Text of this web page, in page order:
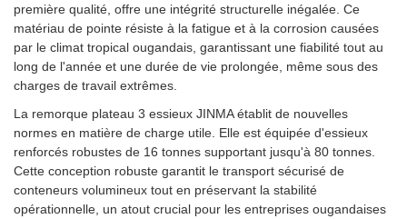
première qualité, offre une intégrité structurelle inégalée. Ce
matériau de pointe résiste à la fatigue et à la corrosion causées
par le climat tropical ougandais, garantissant une fiabilité tout au
long de l'année et une durée de vie prolongée, même sous des
charges de travail extrêmes.
La remorque plateau 3 essieux JINMA établit de nouvelles
normes en matière de charge utile. Elle est équipée d'essieux
renforcés robustes de 16 tonnes supportant jusqu'à 80 tonnes.
Cette conception robuste garantit le transport sécurisé de
conteneurs volumineux tout en préservant la stabilité
opérationnelle, un atout crucial pour les entreprises ougandaises